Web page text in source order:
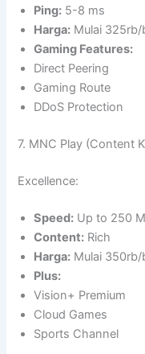
Ping: 5-8 ms
Harga: Mulai 325rb/
Gaming Features:
Direct Peering
Gaming Route
DDoS Protection
7. MNC Play (Content
Excellence:
Speed: Up to 250
Content: Rich
Harga: Mulai 350rb/
Plus:
Vision+ Premium
Cloud Games
Sports Channel